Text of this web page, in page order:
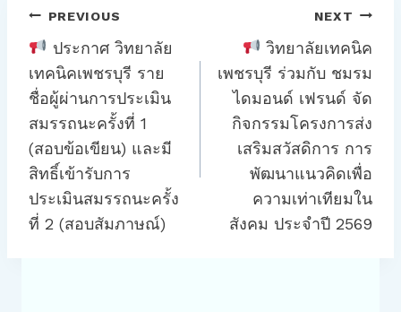
แนะแนว
เรื่อง
PREVIOUS
ประกาศ วิทยาลัย
เทคนิคเพชรบุรี ราย
ชื่อผู้ผ่านการประเมิน
สมรรถนะครั้งที่ 1
(สอบข้อเขียน) และมี
สิทธิ์เข้ารับการ
ประเมินสมรรถนะครั้ง
ที่ 2 (สอบสัมภาษณ์)
NEXT
วิทยาลัยเทคนิค
เพชรบุรี ร่วมกับ ชมรม
ไดมอนด์ เฟรนด์ จัด
กิจกรรมโครงการส่ง
เสริมสวัสดิการ การ
พัฒนาแนวคิดเพื่อ
ความเท่าเทียมใน
สังคม ประจำปี 2569